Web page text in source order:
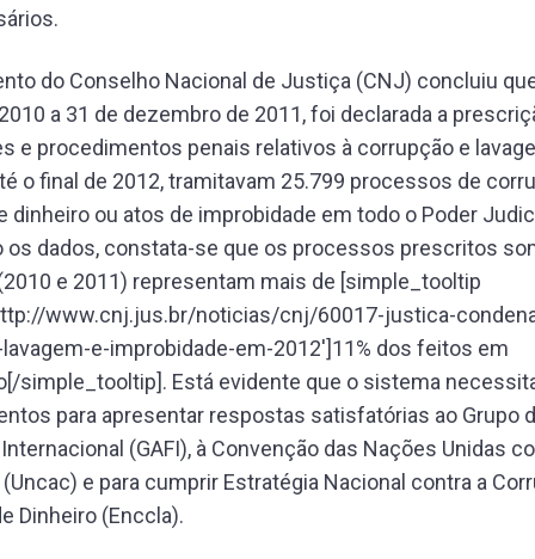
do Conselho Nacional de Justiça (CNJ) concluiu
a 31 de dezembro de 2011, foi declarada a
e procedimentos penais relativos à corrupção e
o final de 2012, tramitavam 25.799 processos de
dinheiro ou atos de improbidade em todo o Poder
os dados, constata-se que os processos prescritos
e 2011) representam mais de [simple_tooltip
www.cnj.jus.br/noticias/cnj/60017-justica-
e-improbidade-em-2012′]11% dos feitos em
simple_tooltip]. Está evidente que o sistema
para apresentar respostas satisfatórias ao Grupo
(GAFI), à Convenção das Nações Unidas
e para cumprir Estratégia Nacional contra a
Dinheiro (Enccla).